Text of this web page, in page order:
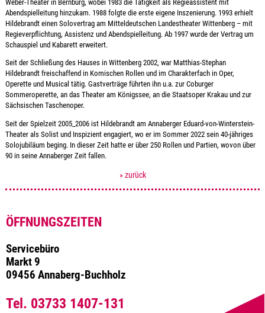
Weber-Theater in Bernburg, wobei 1983 die Tätigkeit als Regieassistent mit
Abendspielleitung hinzukam. 1988 folgte die erste eigene Inszenierung. 1993 erhielt
Hildebrandt einen Solovertrag am Mitteldeutschen Landestheater Wittenberg – mit
Regieverpflichtung, Assistenz und Abendspielleitung. Ab 1997 wurde der Vertrag um
Schauspiel und Kabarett erweitert.
Seit der Schließung des Hauses in Wittenberg 2002, war Matthias-Stephan
Hildebrandt freischaffend in Komischen Rollen und im Charakterfach in Oper,
Operette und Musical tätig. Gastverträge führten ihn u.a. zur Coburger
Sommeroperette, an das Theater am Königssee, an die Staatsoper Krakau und zur
Sächsischen Taschenoper.
Seit der Spielzeit 2005_2006 ist Hildebrandt am Annaberger Eduard-von-Winterstein-
Theater als Solist und Inspizient engagiert, wo er im Sommer 2022 sein 40-jähriges
Solojubiläum beging. In dieser Zeit hatte er über 250 Rollen und Partien, wovon über
90 in seine Annaberger Zeit fallen.
» zurück
ÖFFNUNGSZEITEN
Servicebüro
Markt 9
09456 Annaberg-Buchholz
Tel. 03733 1407-131